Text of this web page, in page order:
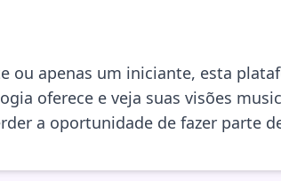
ou apenas um iniciante, esta
oferece e veja suas visões
a oportunidade de fazer parte